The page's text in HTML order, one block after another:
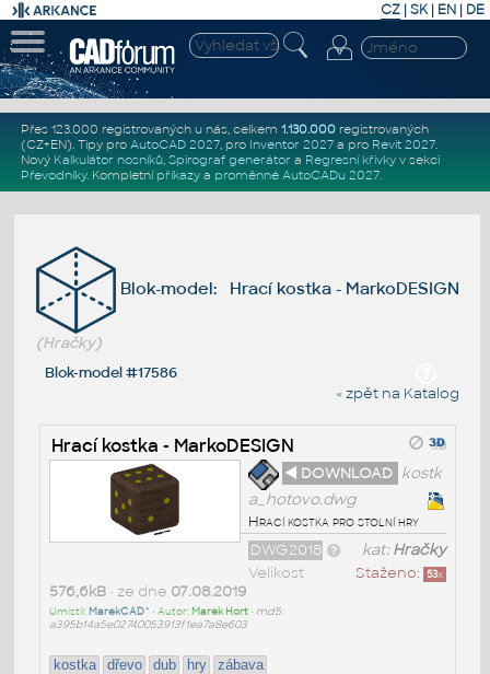
CZ | SK| EN | DE
Přes 123.000 registrovaných u nás, celkem 1.130.000registrovaných
(CZ+EN). Tipy pro AutoCAD 2027, pro Inventor 2027a pro Revit 2027.
Nový Kalkulátor nosníků, Spirograf generátor a Regresní křivkyv sekci
Převodníky. Kompletní příkazya proměnné AutoCADu 2027.
Blok-model: Hrací kostka - MarkoDESIGN
(Hračky)
Blok-model #17586
« zpět na Katalog
Hrací kostka - MarkoDESIGN
◄ DOWNLOAD kostk
a_hotovo.dwg
Hrací kostka pro stolní hry
kat:Hračky
DWG2018
Staženo: 53x
Velikost
576,6kB• ze dne 07.08.2019
Umístil: MarekCAD^ • Autor: Marek Hort• md5:
a395b14a5e02740053913f1ea7a8e603
kostka dřevo dub hry zábava